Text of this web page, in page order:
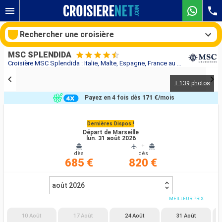
Croisière MSC Splendida : Italie, Malte, Espagne, France au départ de Marseille
MSC SPLENDIDA
+ 139 photos
Dernières Dispos !
Départ de Marseille
lun. 31 août 2026
dès
685 €
+
dès
820 €
Payez en 4 fois dès 171 €/mois
août 2026
10 Août 17 Août 24 Août
MEILLEUR PRIX
31 Août
Rechercher une croisière
Compagnies
Rechercher